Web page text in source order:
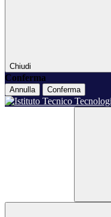
Chiudi
Conferma
Annulla Conferma